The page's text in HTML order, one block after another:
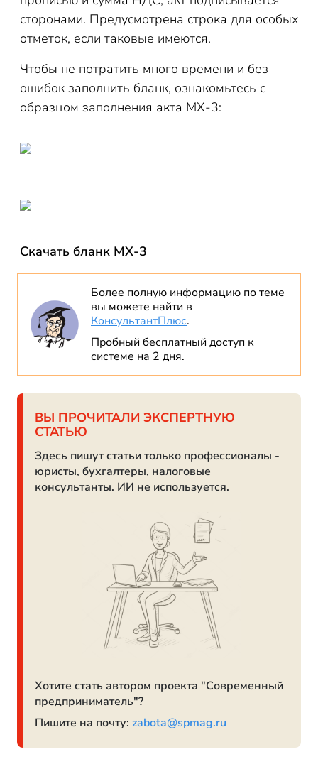
сторонами. Предусмотрена строка для особых
отметок, если таковые имеются.
Чтобы не потратить много времени и без
ошибок заполнить бланк, ознакомьтесь с
образцом заполнения акта МХ-3:
Скачать бланк МХ-3
Более полную информацию по теме
вы можете найти в
КонсультантПлюс.
Пробный бесплатный доступ к
системе на 2 дня.
ВЫ ПРОЧИТАЛИ ЭКСПЕРТНУЮ
СТАТЬЮ
Здесь пишут статьи только профессионалы -
юристы, бухгалтеры, налоговые
консультанты. ИИ не используется.
Хотите стать автором проекта "Современный
предприниматель"?
Пишите на почту: zabota@spmag.ru